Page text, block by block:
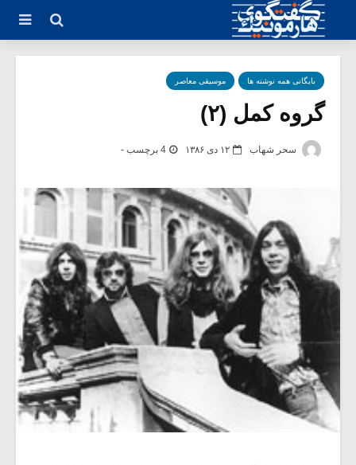
بایگانی همه نوشته ها موسیقی معاصر
گروه کمل (۲)
سحر شهاب ۱۲ دی ۱۳۸۶ 4 برچسب -